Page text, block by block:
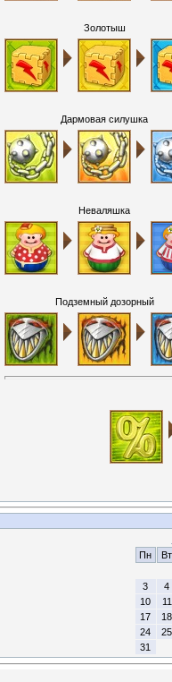
Золотыш
Дармовая силушка
Неваляшка
Подземный дозорный
Пн
Вт
3
4
10
11
17
18
24
25
31